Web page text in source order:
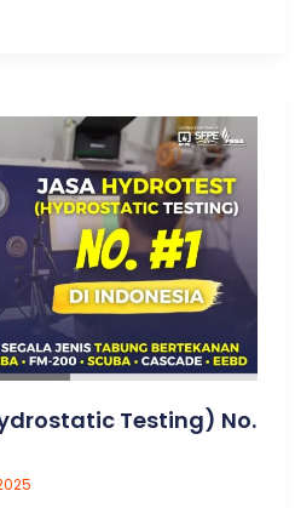
Testing) No.